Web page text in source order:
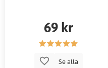
69 kr
Se alla